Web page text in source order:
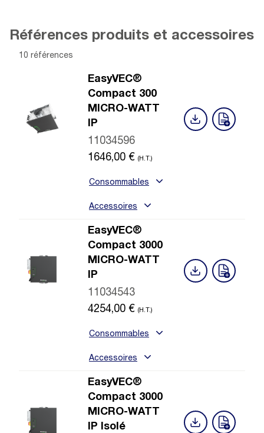
Références produits et accessoires
10 références
EasyVEC®
Compact 300
MICRO-WATT
IP
11034596
1646,00 € (H.T.)
Consommables
Accessoires
EasyVEC®
Compact 3000
MICRO-WATT
IP
11034543
4254,00 € (H.T.)
Consommables
Accessoires
EasyVEC®
Compact 3000
MICRO-WATT
IP Isolé